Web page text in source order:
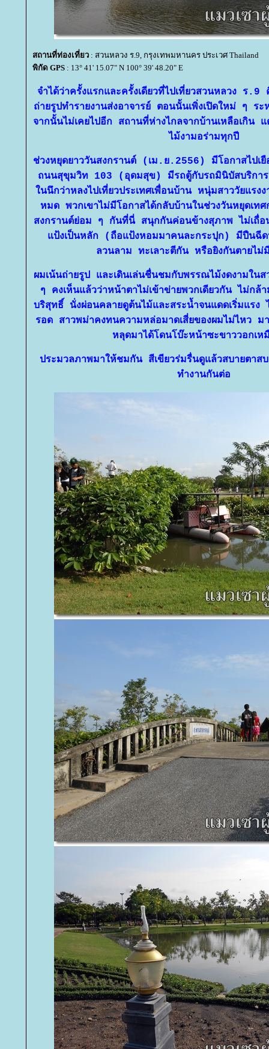
สถานที่ท่องเที่ยว : สวนหลวง ร.9, กรุงเทพมหานคร ประเวศ Thailand
พิกัด GPS : 13° 41' 15.07" N 100° 39' 48.20" E
จำได้ว่าครั้งแรกและครั้งเดียวที่ไปเที่ยวสวนหลวง ร
ถ่ายรูปทำรายงานส่งอาจารย์ ตอนนั้นเพิ่งเปิดใหม่ ๆ ร
จากนั้นไม่เคยไปอีก สถานที่ห่างไกลจากบ้านเหลือเกินต่
ไม้งามอร่ามทุกปี
ช่วงหยุดยาววันสงกรานต์ (เม.ย.2556) มีโอกาสไปเ
ถนนสุขุมวิท 103 (อุดมสุข) มีรถตู้กับรถมินิบัสบริกา
นนึกว่าหลงไปเที่ยวประเทศเพื่อนบ้าน หนุ่มสาววัยแรงง
หมด พวกเขาไม่มีโอกาสได้กลับบ้านในช่วงวันหยุดเท
สงกรานต์ย่อม ๆ กันที่นี่ สนุกกันค่อนข้างสุภาพ ไม่เถื่อ
ป้งเป็นหลัก (ถือแป้งหอมมาคนละกระปุก) มีปืนฉีด
ลวนลาม ทะเลาะตีกัน หรือยิงกันตายไม่
ผมเน้นถ่ายรูป ละเดินเล่นชื่นชมกับพรรณไม้งดงามใ
ๆ คงเห็นแล้วว่าหน้าตาไม่เข้าข่ายพวกเดียวกัน ไม่กล้า
บริสุทธิ์ นั่งผ่อนคลายดูต้นไม้ละสระน้ำจนแดดเริ่มแรง
รอด สาวพม่าคงทนความหล่อมาดเสี่ยของผมไม่ไหว ม
หลุดมาได้โดนโบ๊ะหน้าซะขาววอกเห
ประมวลภาพมาให้ชมกัน สีเขียวร่มรื่นดูแล้วสบายตาส
ทำงานกันต่อ